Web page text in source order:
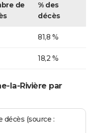
de
% des
décès
81,8 %
18,2 %
la-Rivière par
(source :